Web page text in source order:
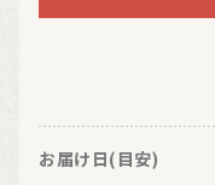
お届け日(目安)